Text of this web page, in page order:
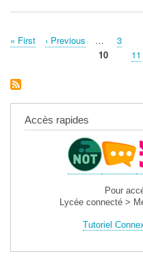
Pagination
Première
« First
Page
‹ Previous … Page
3
Page
10 11
Accès rapides
Pour
Lycée connecté >
Tutoriel